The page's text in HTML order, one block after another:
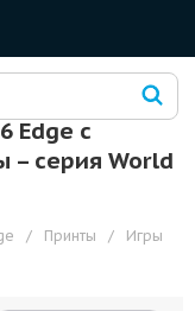
Edge с
– cерия World
/ Принты /
Игры